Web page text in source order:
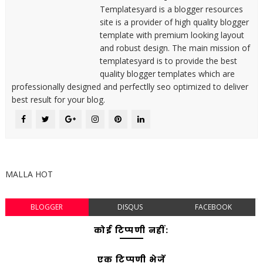
Templatesyard is a blogger resources
site is a provider of high quality blogger
template with premium looking layout
and robust design. The main mission of
templatesyard is to provide the best
quality blogger templates which are
professionally designed and perfectlly seo optimized to deliver
best result for your blog.
MALLA HOT
BLOGGER DISQUS FACEBOOK
कोई टिप्पणी नहीं:
एक टिप्पणी भेजें